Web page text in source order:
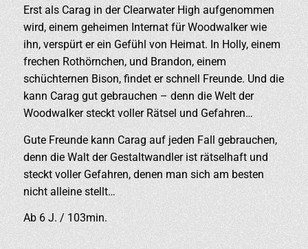
Erst als Carag in der Clearwater High aufgenommen
wird, einem geheimen Internat für Woodwalker wie
ihn, verspürt er ein Gefühl von Heimat. In Holly, einem
frechen Rothörnchen, und Brandon, einem
schüchternen Bison, findet er schnell Freunde. Und die
kann Carag gut gebrauchen – denn die Welt der
Woodwalker steckt voller Rätsel und Gefahren…
Gute Freunde kann Carag auf jeden Fall gebrauchen,
denn die Walt der Gestaltwandler ist rätselhaft und
steckt voller Gefahren, denen man sich am besten
nicht alleine stellt…
Ab 6 J. / 103min.